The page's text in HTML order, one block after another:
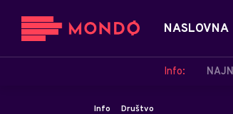
NASLOVNA
Info:
Info Društvo